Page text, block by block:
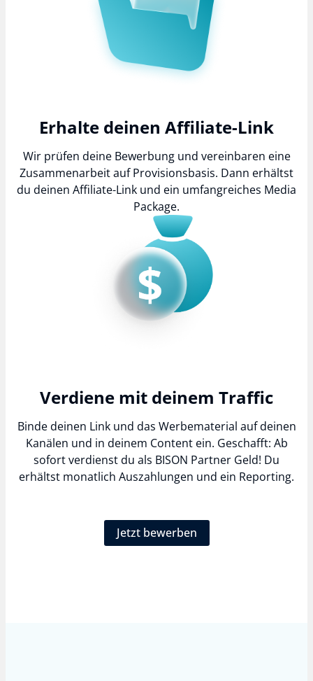
Erhalte deinen Affiliate-Link
Wir prüfen deine Bewerbung und vereinbaren eine
Zusammenarbeit auf Provisionsbasis. Dann erhältst
du deinen Affiliate-Link und ein umfangreiches Media
Package.
Verdiene mit deinem Traffic
Binde deinen Link und das Werbematerial auf deinen
Kanälen und in deinem Content ein. Geschafft: Ab
sofort verdienst du als BISON Partner Geld! Du
erhältst monatlich Auszahlungen und ein Reporting.
Jetzt bewerben